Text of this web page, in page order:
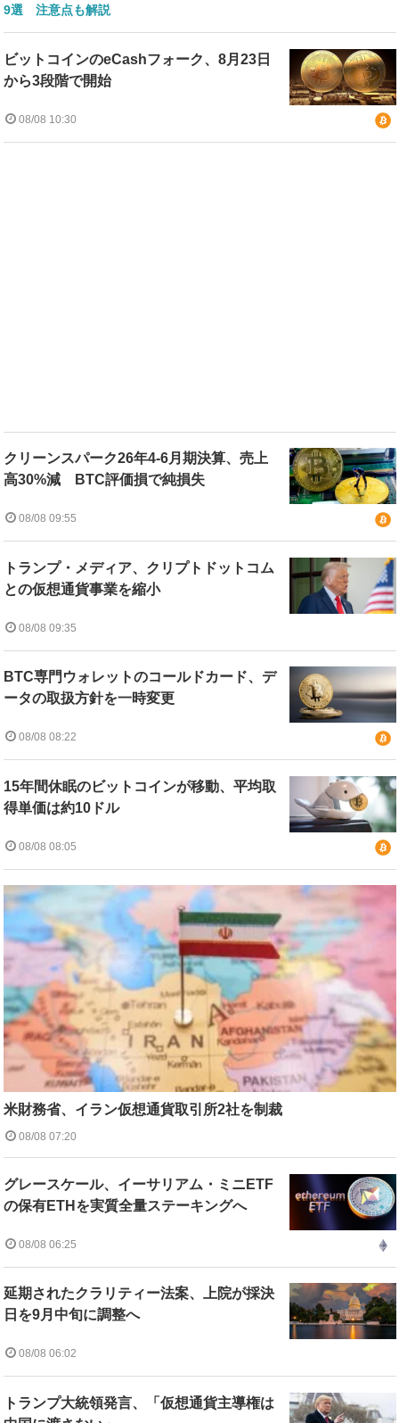
9選 注意点も解説
ビットコインのeCashフォーク、8月23日
から3段階で開始
08/08 10:30
クリーンスパーク26年4-6月期決算、売上
高30%減 BTC評価損で純損失
08/08 09:55
トランプ・メディア、クリプトドットコム
との仮想通貨事業を縮小
08/08 09:35
BTC専門ウォレットのコールドカード、デ
ータの取扱方針を一時変更
08/08 08:22
15年間休眠のビットコインが移動、平均取
得単価は約10ドル
08/08 08:05
米財務省、イラン仮想通貨取引所2社を制裁
08/08 07:20
グレースケール、イーサリアム・ミニETF
の保有ETHを実質全量ステーキングへ
08/08 06:25
延期されたクラリティー法案、上院が採決
日を9月中旬に調整へ
08/08 06:02
トランプ大統領発言、「仮想通貨主導権は